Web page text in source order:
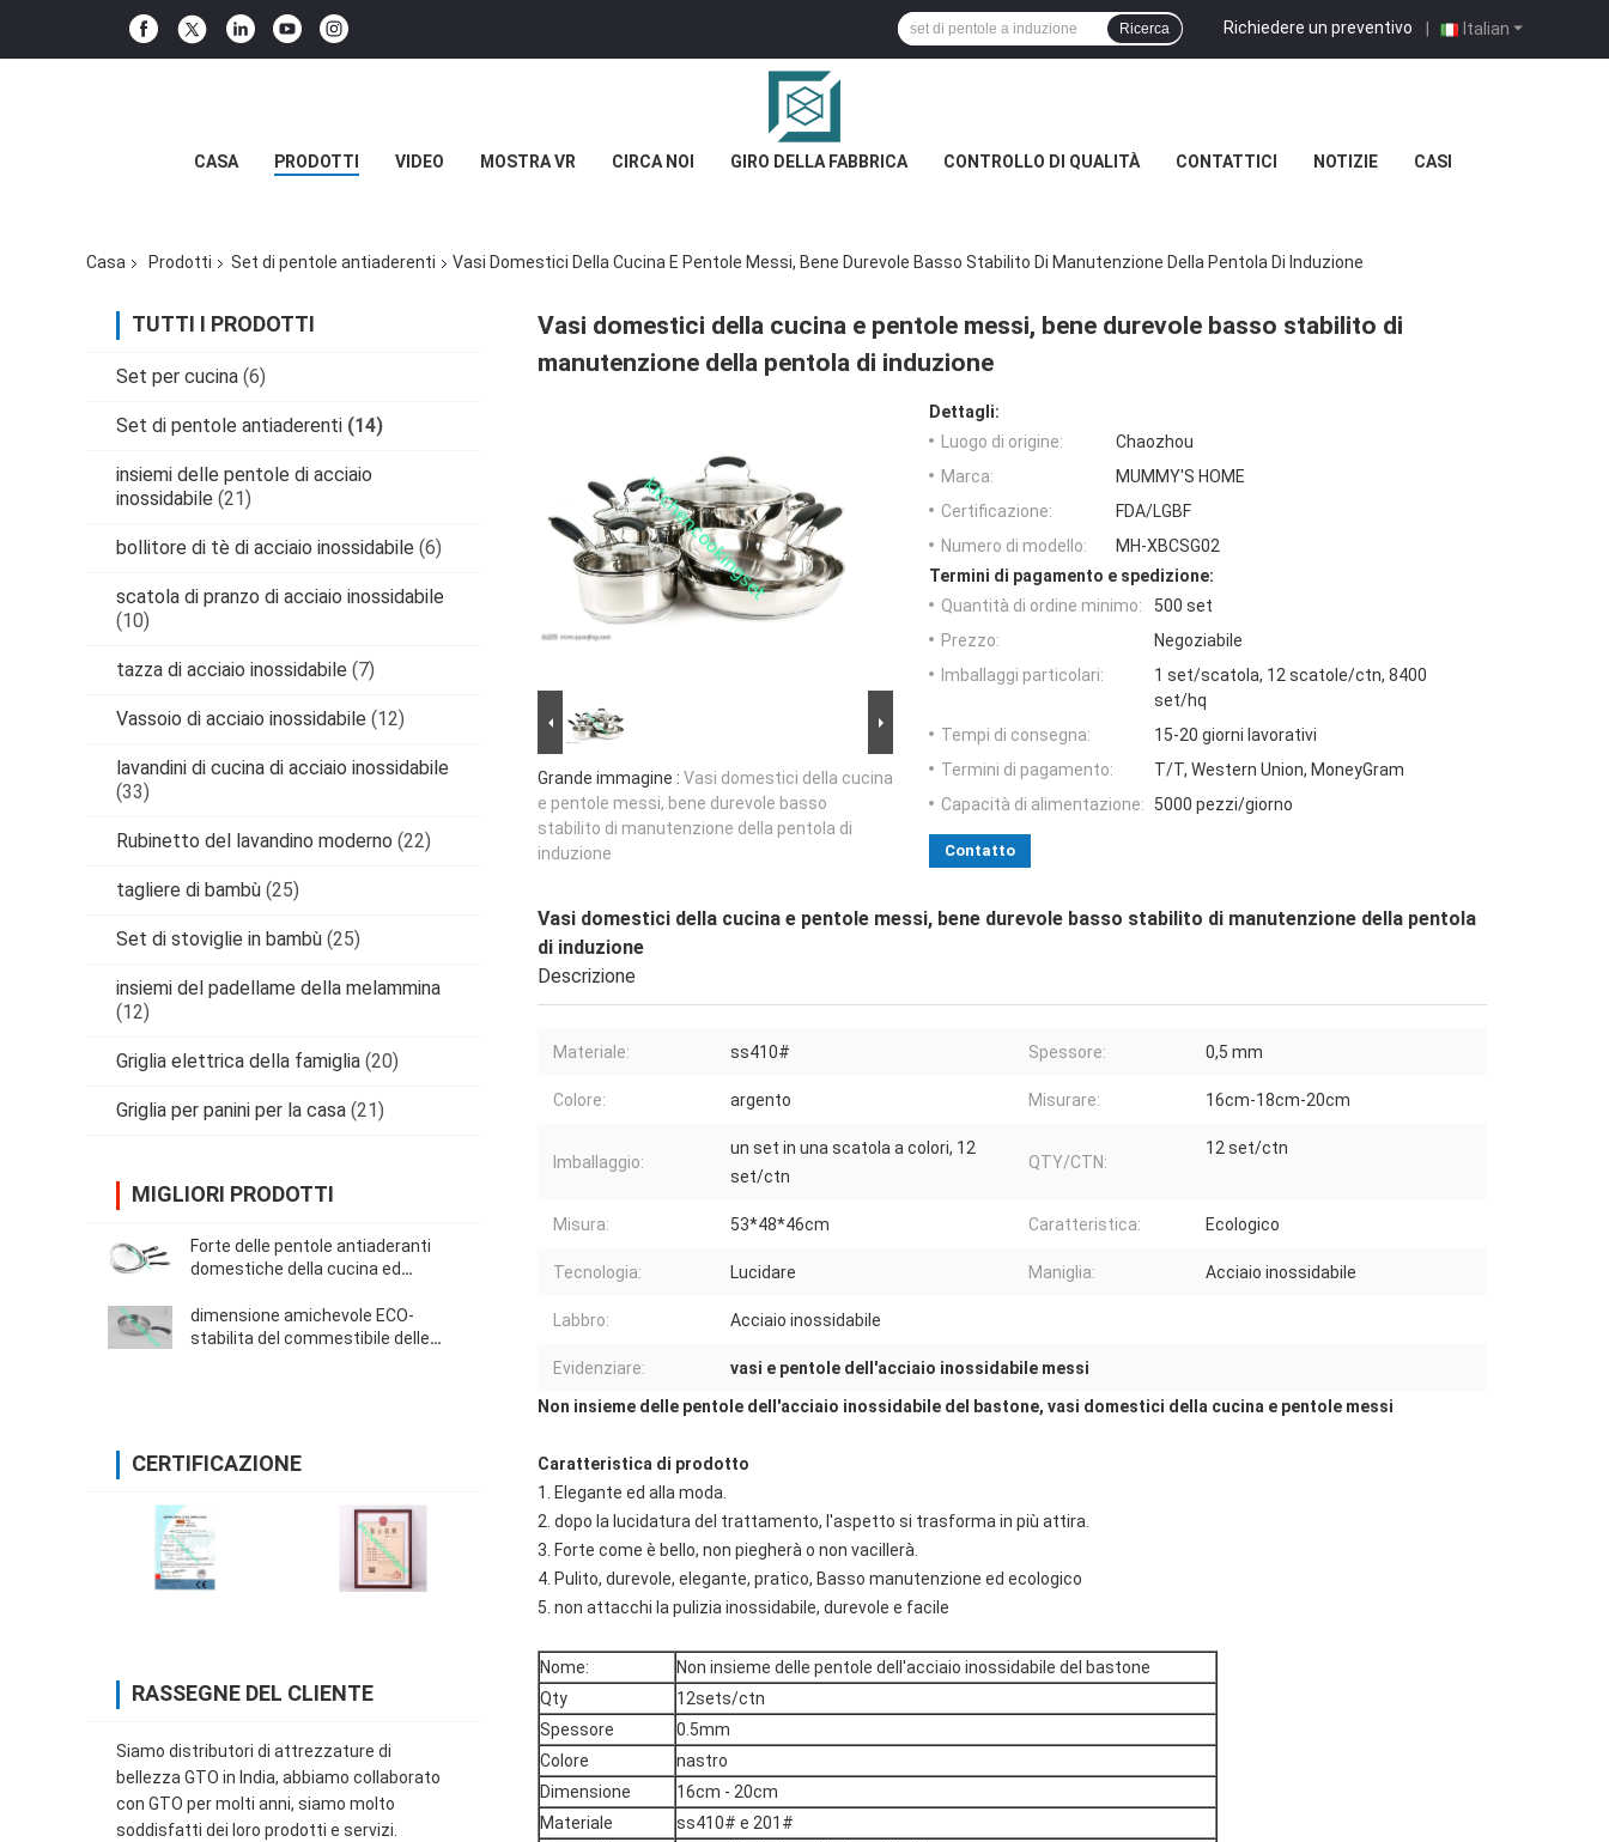
Italian
Richiedere un preventivo |
Ricerca
CASA PRODOTTI VIDEO MOSTRA VR CIRCA NOI GIRO DELLA FABBRICA CONTROLLO DI QUALITÀ CONTATTICI NOTIZIE CASI
Casa Prodotti Set di pentole antiaderenti Vasi Domestici Della Cucina E Pentole Messi, Bene Durevole Basso Stabilito Di Manutenzione Della Pentola Di Induzione
TUTTI I PRODOTTI
Set per cucina (6)
Set di pentole antiaderenti (14)
insiemi delle pentole di acciaio
inossidabile (21)
bollitore di tè di acciaio inossidabile (6)
scatola di pranzo di acciaio inossidabile
(10)
tazza di acciaio inossidabile (7)
Vassoio di acciaio inossidabile (12)
lavandini di cucina di acciaio inossidabile
(33)
Rubinetto del lavandino moderno (22)
tagliere di bambù (25)
Set di stoviglie in bambù (25)
insiemi del padellame della melammina
(12)
Griglia elettrica della famiglia (20)
Griglia per panini per la casa (21)
MIGLIORI PRODOTTI
Forte delle pentole antiaderanti
domestiche della cucina ed
spessore di 0.55mm
dimensione amichevole ECO-
stabilita del commestibile delle
CERTIFICAZIONE
RASSEGNE DEL CLIENTE
Siamo distributori di attrezzature di
bellezza GTO in India, abbiamo collaborato
con GTO per molti anni, siamo molto
soddisfatti dei loro prodotti e servizi.
Vasi domestici della cucina e pentole messi, bene durevole basso stabilito di
manutenzione della pentola di induzione
Grande immagine : Vasi domestici della cucina
e pentole messi, bene durevole basso
stabilito di manutenzione della pentola di
induzione
Dettagli:
Luogo di origine:
Chaozhou
Marca:
MUMMY'S HOME
Certificazione:
FDA/LGBF
Numero di modello:
MH-XBCSG02
Termini di pagamento e spedizione:
Quantità di ordine minimo:
500 set
Prezzo:
Negoziabile
Imballaggi particolari:
1 set/scatola, 12 scatole/ctn, 8400
set/hq
Tempi di consegna:
15-20 giorni lavorativi
Termini di pagamento:
T/T, Western Union, MoneyGram
Capacità di alimentazione:
5000 pezzi/giorno
Contatto
Vasi domestici della cucina e pentole messi, bene durevole basso stabilito di manutenzione della pentola
di induzione
Descrizione
Materiale: ss410# Spessore: 0,5 mm
Colore: argento Misurare: 16cm-18cm-20cm
Imballaggio:
un set in una scatola a colori, 12
set/ctn
QTY/CTN:
12 set/ctn
Misura: 53*48*46cm Caratteristica: Ecologico
Tecnologia: Lucidare Maniglia: Acciaio inossidabile
Labbro: Acciaio inossidabile
Evidenziare:
vasi e pentole dell'acciaio inossidabile messi
Non insieme delle pentole dell'acciaio inossidabile del bastone, vasi domestici della cucina e pentole messi
Caratteristica di prodotto
1. Elegante ed alla moda.
2. dopo la lucidatura del trattamento, l'aspetto si trasforma in più attira.
3. Forte come è bello, non piegherà o non vacillerà.
4. Pulito, durevole, elegante, pratico, Basso manutenzione ed ecologico
5. non attacchi la pulizia inossidabile, durevole e facile
Nome:
Non insieme delle pentole dell'acciaio inossidabile del bastone
Qty
12sets/ctn
Spessore
0.5mm
Colore
nastro
Dimensione
16cm - 20cm
Materiale
ss410# e 201#